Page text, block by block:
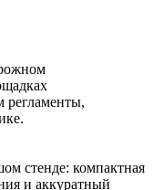
регламенты,
стенде: компактная
и аккуратный